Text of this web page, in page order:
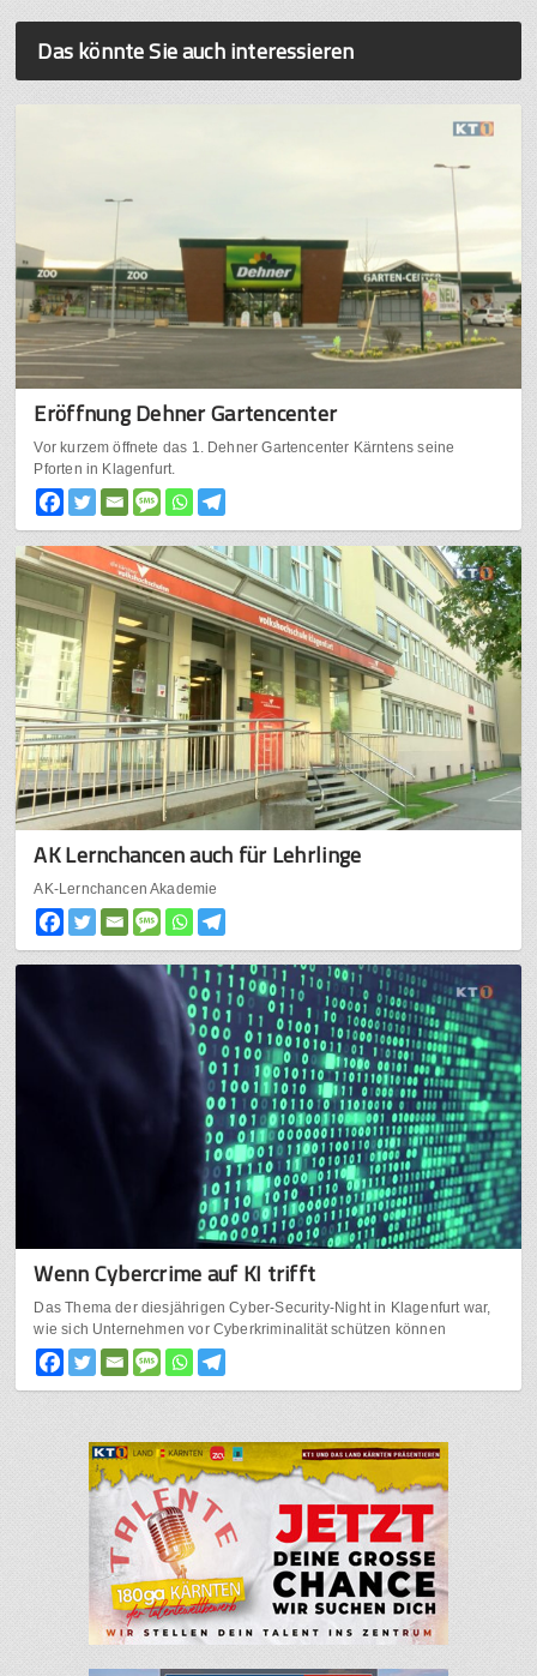
Das könnte Sie auch interessieren
Eröffnung Dehner Gartencenter
Vor kurzem öffnete das 1. Dehner Gartencenter Kärntens seine
Pforten in Klagenfurt.
AK Lernchancen auch für Lehrlinge
AK-Lernchancen Akademie
Wenn Cybercrime auf KI trifft
Das Thema der diesjährigen Cyber-Security-Night in Klagenfurt war,
wie sich Unternehmen vor Cyberkriminalität schützen können